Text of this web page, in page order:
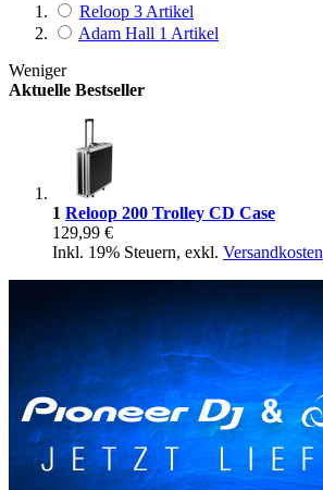
Reloop 3 Artikel
Adam Hall 1 Artikel
Weniger
Aktuelle Bestseller
1 Reloop 200 Trolley CD Case
129,99 €
Inkl. 19% Steuern, exkl. Versandkosten